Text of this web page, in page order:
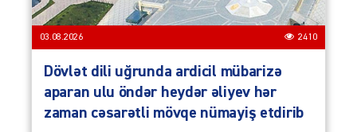
03.08.2026 2410
Dövlət dili uğrunda ardicil mübarizə
aparan ulu öndər heydər əliyev hər
zaman cəsarətli mövqe nümayiş etdirib